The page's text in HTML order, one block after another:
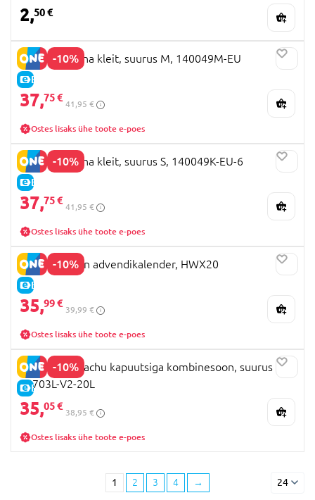
2,50 €
-10%
E-HIND
DISGUISE Anna kleit, suurus M, 140049M-EU
37,75 €
41,95 €
Ostes lisaks ühe toote e-poes
-10%
E-HIND
DISGUISE Anna kleit, suurus S, 140049K-EU-6
37,75 €
41,95 €
Ostes lisaks ühe toote e-poes
-10%
E-HIND
Disney Frozen advendikalender, HWX20
35,99 €
39,99 €
Ostes lisaks ühe toote e-poes
-10%
E-HIND
DISGUISE Pikachu kapuutsiga kombinesoon, suurus L,
94703L-V2-20L
35,05 €
38,95 €
Ostes lisaks ühe toote e-poes
1 2 3 4 → 24